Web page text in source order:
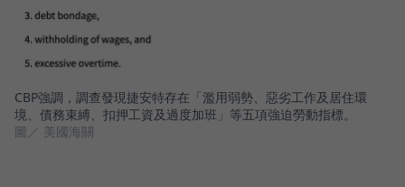
CBP強調，調查發現捷安特存在「濫用弱勢、惡劣工作及居住環
境、債務束縛、扣押工資及過度加班」等五項強迫勞動指標。
圖／ 美國海關